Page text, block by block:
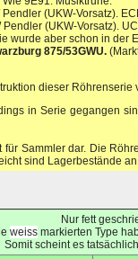
Pendler (UKW-Vorsatz).
Pendler (UKW-Vorsatz).
wurde aber schon in der
875/53GWU.
dieser
in Serie gegangen
für Sammler dar. Die
sind Lagerbestände
Nur fett
weissmarkierten Type
Somit scheint es